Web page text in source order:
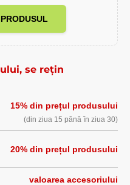
se rețin
15% din prețul produsului
(din ziua 15 până în ziua 30)
20% din prețul produsului
valoarea accesoriului